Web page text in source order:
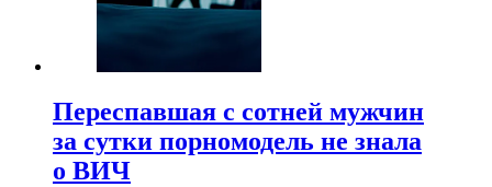
Переспавшая с сотней мужчин
за сутки порномодель не знала
о ВИЧ